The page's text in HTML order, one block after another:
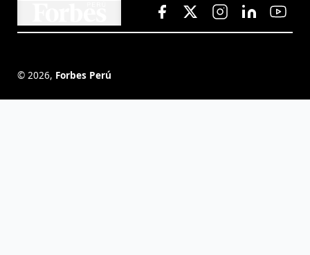
© 2026, Forbes Perú